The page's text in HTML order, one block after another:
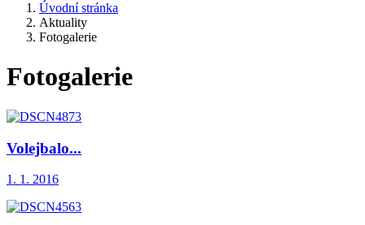
Úvodní stránka
Aktuality
Fotogalerie
Fotogalerie
Volejbalo...
1. 1. 2016